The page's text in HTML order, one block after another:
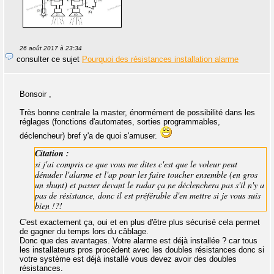
26 août 2017 à 23:34
consulter ce sujet Pourquoi des résistances installation alarme
Bonsoir ,
Très bonne centrale la master, énormément de possibilité dans les
réglages (fonctions d'automates, sorties programmables,
déclencheur) bref y'a de quoi s'amuser.
Citation :
si j'ai compris ce que vous me dites c'est que le voleur peut
dénuder l'alarme et l'ap pour les faire toucher ensemble (en gros
un shunt) et passer devant le radar ça ne déclenchera pas s'il n'y a
pas de résistance, donc il est préférable d'en mettre si je vous suis
bien !?!
C'est exactement ça, oui et en plus d'être plus sécurisé cela permet
de gagner du temps lors du câblage.
Donc que des avantages. Votre alarme est déjà installée ? car tous
les installateurs pros procèdent avec les doubles résistances donc si
votre système est déjà installé vous devez avoir des doubles
résistances.